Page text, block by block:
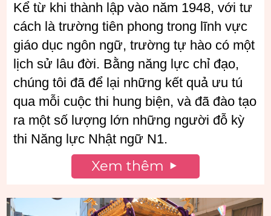
Kể từ khi thành lập vào năm 1948, với tư
cách là trường tiên phong trong lĩnh vực
giáo dục ngôn ngữ, trường tự hào có một
lịch sử lâu đời. Bằng năng lực chỉ đạo,
chúng tôi đã để lại những kết quả ưu tú
qua mỗi cuộc thi hung biện, và đã đào tạo
ra một số lượng lớn những người đỗ kỳ
thi Năng lực Nhật ngữ N1.
Xem thêm